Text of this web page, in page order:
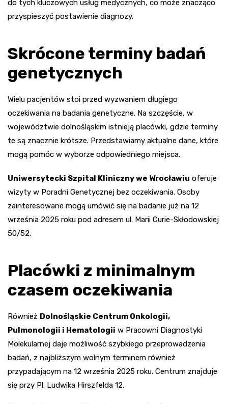
do tych kluczowych usług medycznych, co może znacząco
przyspieszyć postawienie diagnozy.
Skrócone terminy badań
genetycznych
Wielu pacjentów stoi przed wyzwaniem długiego
oczekiwania na badania genetyczne. Na szczęście, w
województwie dolnośląskim istnieją placówki, gdzie terminy
te są znacznie krótsze. Przedstawiamy aktualne dane, które
mogą pomóc w wyborze odpowiedniego miejsca.
Uniwersytecki Szpital Kliniczny we Wrocławiu oferuje
wizyty w Poradni Genetycznej bez oczekiwania. Osoby
zainteresowane mogą umówić się na badanie już na 12
września 2025 roku pod adresem ul. Marii Curie-Skłodowskiej
50/52.
Placówki z minimalnym
czasem oczekiwania
Również Dolnośląskie Centrum Onkologii,
Pulmonologii i Hematologii w Pracowni Diagnostyki
Molekularnej daje możliwość szybkiego przeprowadzenia
badań, z najbliższym wolnym terminem również
przypadającym na 12 września 2025 roku. Centrum znajduje
się przy Pl. Ludwika Hirszfelda 12.